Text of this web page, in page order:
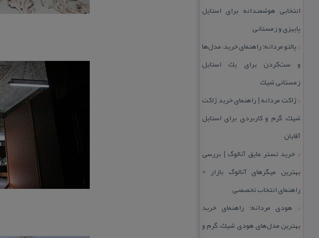
انتخابی هوشمندانه برای استایل
پاییزی و زمستانی
:: پالتو مردانه؛ راهنمای خرید، مدل‌ها
و ست‌كردن برای یك استایل
زمستانی شیك
::ژاكت مردانه | راهنمای خرید ژاكت
شیك، گرم و كاربردی برای استایل
آقایان
:: خرید تستر عایق آنالوگ | بررسی
بهترین میگرهای آنالوگ بازار +
راهنمای انتخاب تخصصی
:: هودی مردانه؛ راهنمای خرید
بهترین مدل‌های هودی شیك، گرم و